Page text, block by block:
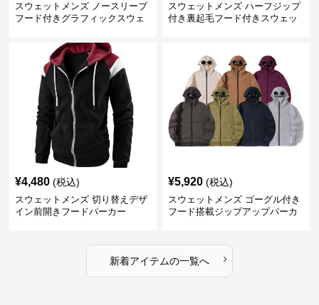
スウェットメンズ ノースリーブ
フード付きグラフィックスウェ
スウェットメンズ ハーフジップ
付き裏起毛フード付きスウェッ
¥4,480 (税込)
スウェットメンズ 切り替えデザ
イン前開きフードパーカー
¥5,920 (税込)
スウェットメンズ ゴーグル付き
フード搭載ジップアップパーカ
新着アイテムの一覧へ ›